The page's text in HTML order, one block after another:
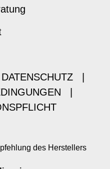
DATENSCHUTZ
des Herstellers